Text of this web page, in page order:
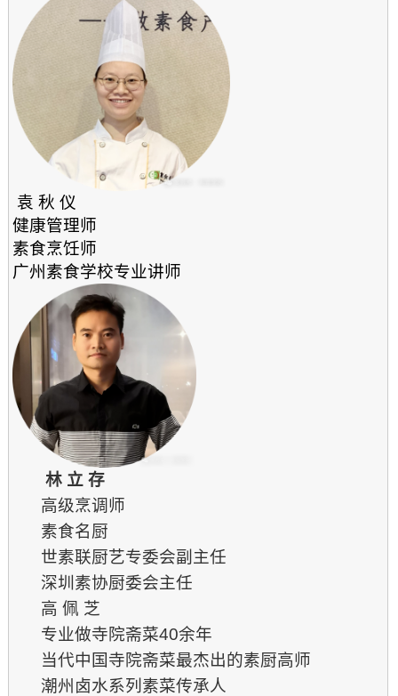
袁 秋 仪
健康管理师
素食烹饪师
广州素食学校专业讲师
林 立 存
高级烹调师
素食名厨
世素联厨艺专委会副主任
深圳素协厨委会主任
高 佩 芝
专业做寺院斋菜40余年
当代中国寺院斋菜最杰出的素厨高师
潮州卤水系列素菜传承人